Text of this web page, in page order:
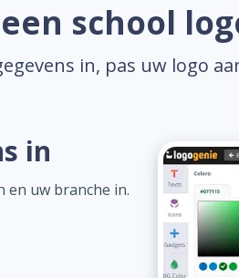
school
in, pas uw logo
in
en uw branche in.